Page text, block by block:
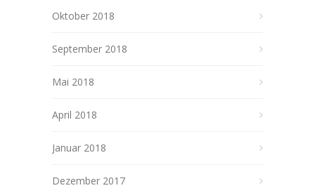
Oktober 2018
September 2018
Mai 2018
April 2018
Januar 2018
Dezember 2017